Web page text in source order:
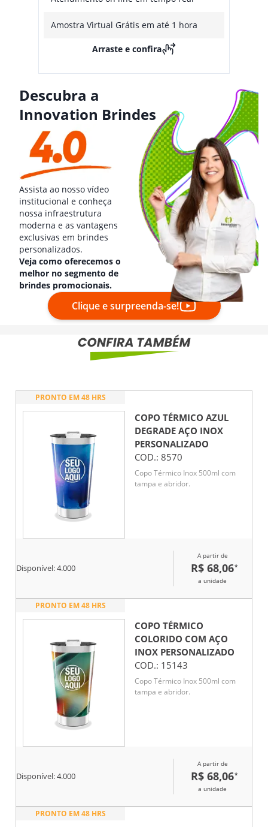
Amostra Virtual Grátis em até 1 hora
Arraste e confira
Descubra a
Innovation Brindes
Assista ao nosso vídeo
institucional e conheça
nossa infraestrutura
moderna e as vantagens
exclusivas em brindes
personalizados.
Veja como oferecemos o
melhor no segmento de
brindes promocionais.
Clique e surpreenda-se!
PRONTO EM 48 HRS
COPO TÉRMICO AZUL
DEGRADE AÇO INOX
PERSONALIZADO
COD.: 8570
Copo Térmico Inox 500ml com
tampa e abridor.
Disponível:4.000
A partir de
R$ 68,06*
a unidade
PRONTO EM 48 HRS
COPO TÉRMICO
COLORIDO COM AÇO
INOX PERSONALIZADO
COD.: 15143
Copo Térmico Inox 500ml com
tampa e abridor.
Disponível:4.000
A partir de
R$ 68,06*
a unidade
PRONTO EM 48 HRS